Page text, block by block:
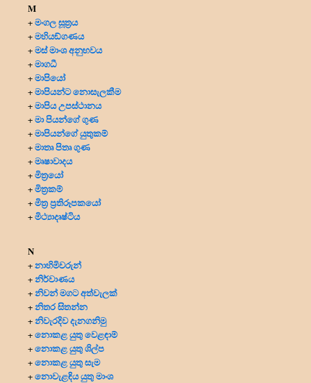
M
+මංගල සූත්‍රය
+මහියඞ්ගණය
+මස් මාංශ අනුභවය
+මාගධී
+මාපියෝ
+මාපියන්ට නොසැලකීම
+මාපිය උපස්ථානය
+මා පියන්ගේ ගුණ
+මාපියන්ගේ යුතුකම්
+මාතෘ පිතෘ ගුණ
+මෘෂාවාදය
+මිත්‍රයෝ
+මිත්‍ර‍කම්
+මිත්‍ර‍ ප්‍ර‍තිරූපකයෝ
+මිථ්‍යාදෘෂ්ටිය
N
+නාහිමිවරුන්
+නිර්වාණය
+නිවන් මගට අත්වැලක්
+නිතර සිතන්න
+නිවැරදිව දැනගනිමු
+නොකළ යුතු වෙළඳාම්
+නොකළ යුතු ශිල්ප
+නොකළ යුතු සැම
+නොවැළඳිය යුතු මාංශ